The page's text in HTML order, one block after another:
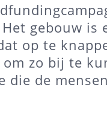
gebouw is
op te
zo bij te
die de